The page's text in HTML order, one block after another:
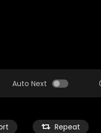
Auto Next
Repeat